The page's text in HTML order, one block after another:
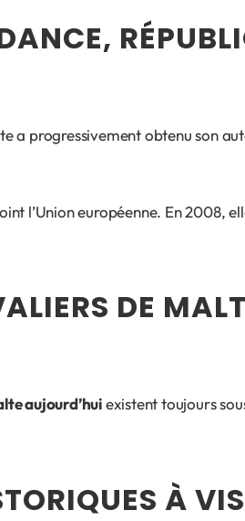
a progressivement obtenu son
l’Union européenne. En 2008,
DE
aujourd’hui existent toujours
À